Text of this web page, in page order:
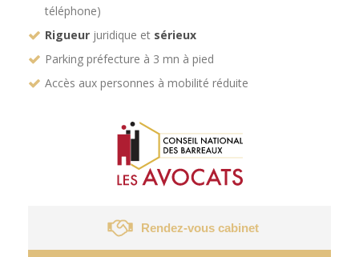
téléphone)
Rigueur juridique et sérieux
Parking préfecture à 3 mn à pied
Accès aux personnes à mobilité réduite
Rendez-vous cabinet